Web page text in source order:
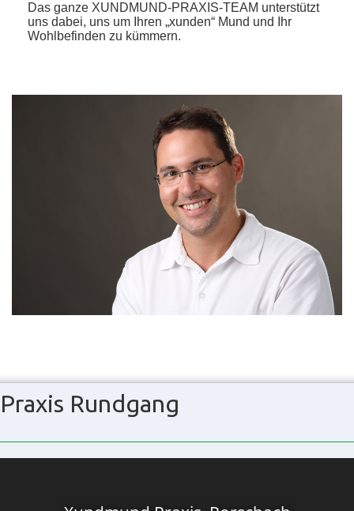
Das ganze XUNDMUND-PRAXIS-TEAM unterstützt
uns dabei, uns um Ihren „xunden“ Mund und Ihr
Wohlbefinden zu kümmern.
Praxis Rundgang